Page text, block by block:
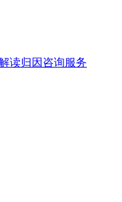
读归因咨询服务